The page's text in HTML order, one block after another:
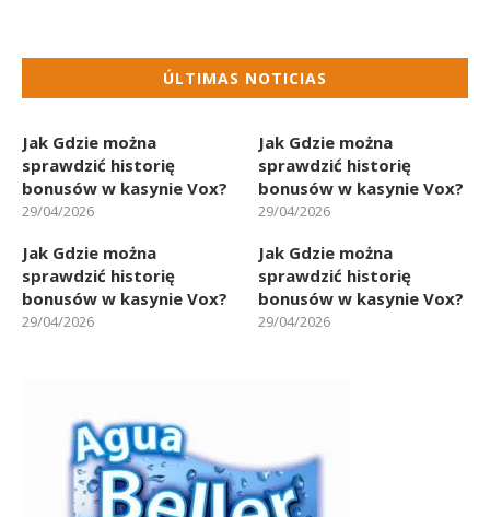
ÚLTIMAS NOTICIAS
Jak Gdzie można
sprawdzić historię
bonusów w kasynie Vox?
29/04/2026
Jak Gdzie można
sprawdzić historię
bonusów w kasynie Vox?
29/04/2026
Jak Gdzie można
sprawdzić historię
bonusów w kasynie Vox?
29/04/2026
Jak Gdzie można
sprawdzić historię
bonusów w kasynie Vox?
29/04/2026